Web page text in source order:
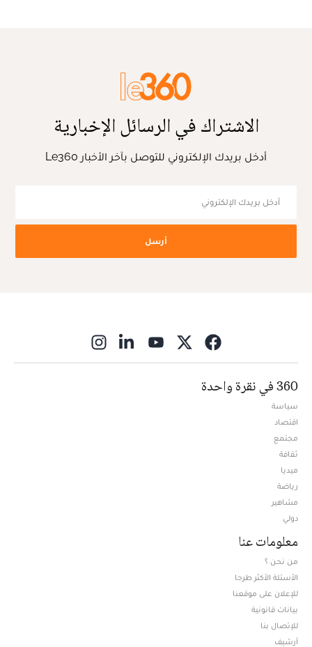
الاشتراك في الرسائل الإخبارية
أدخل بريدك الإلكتروني للتوصل بآخر الأخبار Le360
أرسل
360 في نقرة واحدة
سياسة
اقتصاد
مجتمع
ثقافة
ميديا
رياضة
مشاهير
دولي
معلومات عنا
من نحن ؟
الأسئلة الأكثر طرحا
للإعلان على موقعنا
بيانات قانونية
للإتصال بنا
أرشيف